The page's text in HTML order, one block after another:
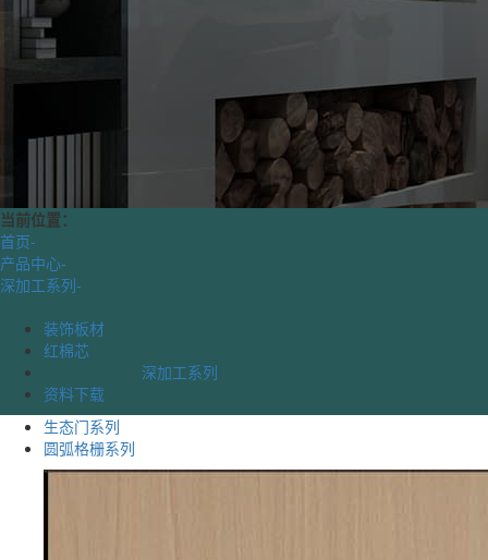
当前位置：
首页-
产品中心-
深加工系列-
装饰板材
红棉芯
深加工系列
资料下载
生态门系列
圆弧格栅系列